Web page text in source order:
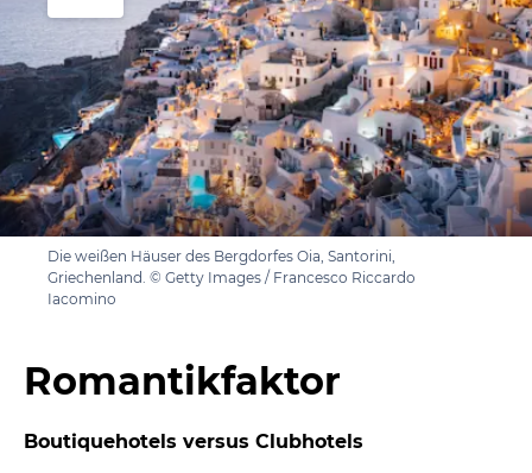
Die weißen Häuser des Bergdorfes Oia, Santorini,
Griechenland. © Getty Images / Francesco Riccardo
Iacomino
Romantikfaktor
Boutiquehotels versus Clubhotels